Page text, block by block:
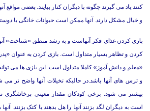
کنند یاد می گیرند چگونه با دیگران کنار بیایند. بعضی مواقع
و خیال مشکل دارند. آنها ممکن است حیوانات خانگی یا
بازی کردن غذای فکر آنهاست و به رشد منطق «شناخت»
کردن و تظاهر بسیار متداول است. بازی کردن به عنوان «پدر
«معلم و دانش آموز» کاملا متداول است. این بازی ها می
و ترس های آنها باشد.در حالیکه تخیلات آنها واضح تر می
بیشتر می شود. برخی کودکان مقدار معینی پرخاشگری
است به دیگران لگد بزنند آنها را هل بدهند یا کتک بزنند.